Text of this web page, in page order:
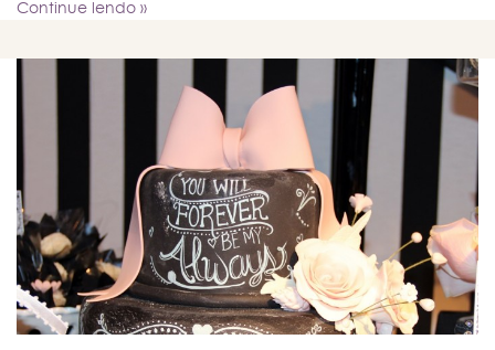
Continue lendo »